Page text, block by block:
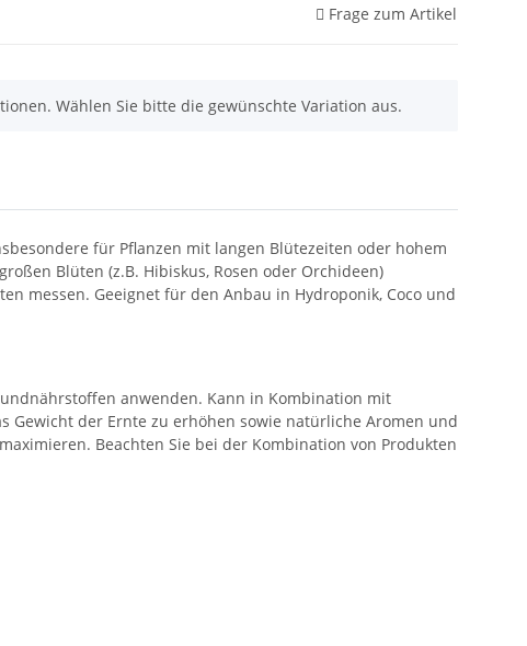
Frage zum Artikel
Wählen Sie bitte die gewünschte Variation aus.
für Pflanzen mit langen Blütezeiten oder hohem
Blüten (z.B. Hibiskus, Rosen oder Orchideen)
messen. Geeignet für den Anbau in Hydroponik, Coco und
anwenden. Kann in Kombination mit
Gewicht der Ernte zu erhöhen sowie natürliche Aromen und
Beachten Sie bei der Kombination von Produkten